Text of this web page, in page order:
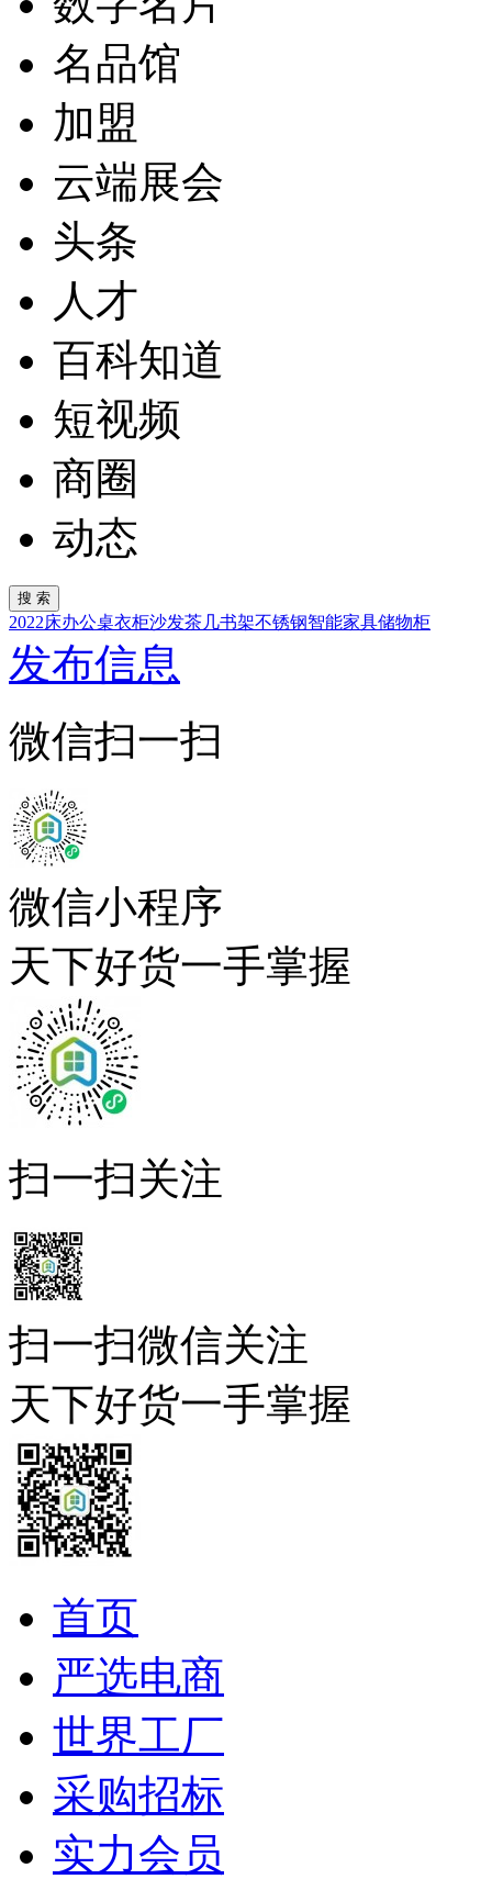
名品馆
加盟
云端展会
头条
人才
百科知道
短视频
商圈
动态
2022床办公桌衣柜沙发茶几书架不锈钢智能家具储物柜
发布信息
微信扫一扫
微信小程序
天下好货一手掌握
扫一扫关注
扫一扫微信关注
天下好货一手掌握
首页
严选电商
世界工厂
采购招标
实力会员